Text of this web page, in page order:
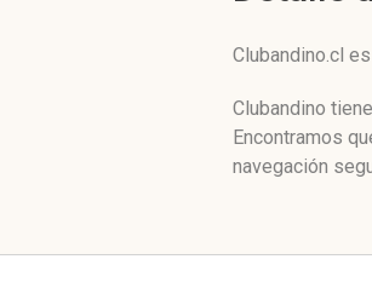
Clubandino.cl
Clubandino
Encontramos
navegación